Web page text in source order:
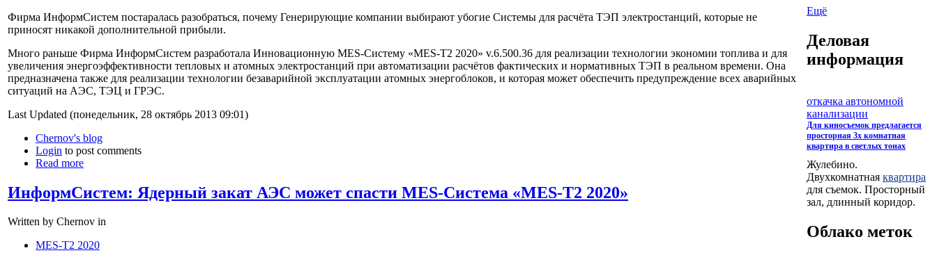
Фирма ИнформСистем постаралась разобраться, почему Генерирующие компании выбирают убогие Системы для расчёта ТЭП электростанций, которые не
приносят никакой дополнительной прибыли.
Много раньше Фирма ИнформСистем разработала Инновационную MES-Систему «MES-T2 2020» v.6.500.36 для реализации технологии экономии топлива и для
увеличения энергоэффективности тепловых и атомных электростанций при автоматизации расчётов фактических и нормативных ТЭП в реальном времени. Она
предназначена также для реализации технологии безаварийной эксплуатации атомных энергоблоков, и которая может обеспечить предупреждение всех аварийных
ситуаций на АЭС, ТЭЦ и ГРЭС.
Last Updated (понедельник, 28 октябрь 2013 09:01)
Chernov's blog
Login to post comments
Read more
ИнформСистем: Ядерный закат АЭС может спасти MES-Система «MES-T2 2020»
Written by Chernov in
MES-T2 2020
Ещё
Деловая
информация
откачка автономной
канализации
Для киносъемок предлагается
просторная 3х комнатная
квартира в светлых тонах
Жулебино.
Двухкомнатная квартира
для съемок. Просторный
зал, длинный коридор.
Облако меток